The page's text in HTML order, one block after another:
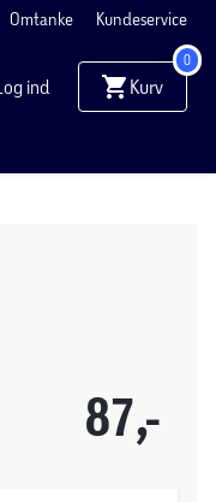
Omtanke Kundeservice
ind Kurv
0
87,-